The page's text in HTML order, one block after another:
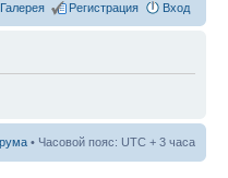
Галерея Регистрация Вход
• Часовой пояс: UTC + 3 часа